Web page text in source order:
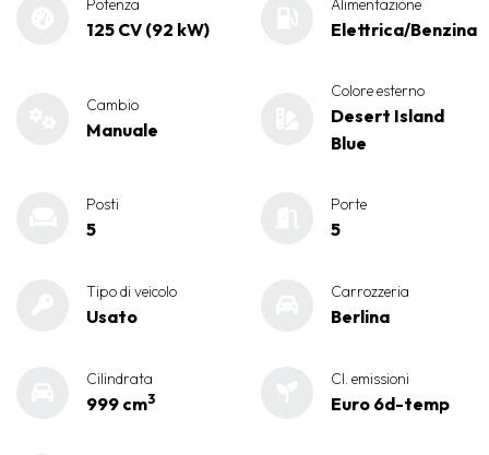
Potenza
125 CV (92 kW)
Alimentazione
Elettrica/Benzina
Cambio
Manuale
Colore esterno
Desert Island
Blue
Posti
5
Porte
5
Tipo di veicolo
Usato
Carrozzeria
Berlina
Cilindrata
999 cm3
Cl. emissioni
Euro 6d-temp